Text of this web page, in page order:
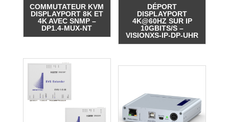
COMMUTATEUR KVM
DISPLAYPORT 8K ET
4K AVEC SNMP –
DP1.4-MUX-NT
DÉPORT
DISPLAYPORT
4K@60HZ SUR IP
10GBITS/S –
VISIONXS-IP-DP-UHR